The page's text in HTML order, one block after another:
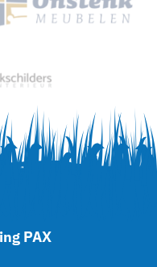
PAX